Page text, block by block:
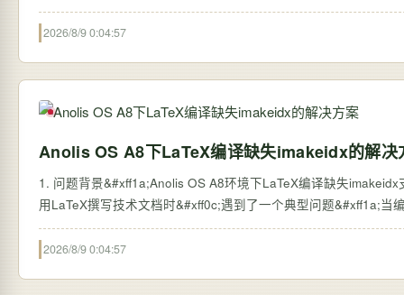
2026/8/9 0:04:57
Anolis OS A8下LaTeX编译缺失imakeidx的解决
1. 问题背景&#xff1a;Anolis OS A8环境下LaTeX编译缺失
用LaTeX撰写技术文档时&#xff0c;遇到了一个典型问题&#xff1a;
2026/8/9 0:04:57